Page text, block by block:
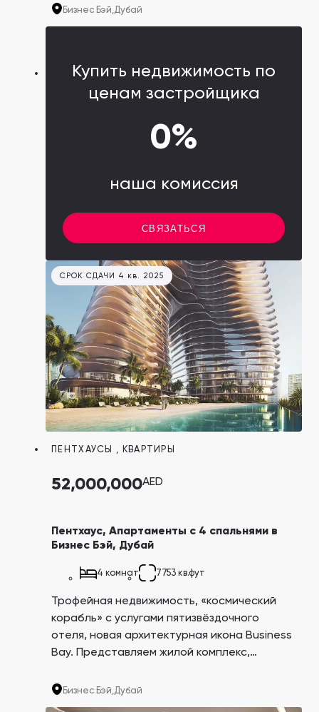
автопроизводителем Bugatti, машины
которого давно стали символом роскоши.
Бизнес Бэй,Дубай
Купить недвижимость по
ценам застройщика
0%
наша комиссия
СВЯЗАТЬСЯ
СРОК СДАЧИ 4 кв. 2025
ПЕНТХАУСЫ , КВАРТИРЫ
52,000,000AED
Пентхаус, Апартаменты с 4 спальнями в
Бизнес Бэй, Дубай
4 комнат 7753 кв.фут
Трофейная недвижимость, «космический
корабль» с услугами пятизвёздочного
отеля, новая архитектурная икона Business
Bay. Представляем жилой комплекс,
автопроизводителем Bugatti, машины
Бизнес Бэй,Дубай